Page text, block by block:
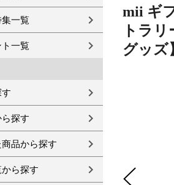
一覧
一覧
探す
品から探す
ら探す
mii ギ
トラ
グッズ